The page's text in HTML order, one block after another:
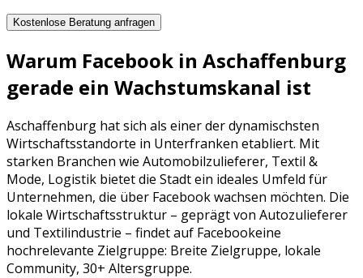
Kostenlose Beratung anfragen
Warum Facebook in Aschaffenburg
gerade ein Wachstumskanal ist
Aschaffenburg hat sich als einer der dynamischsten
Wirtschaftsstandorte in Unterfranken etabliert. Mit
starken Branchen wie Automobilzulieferer, Textil &
Mode, Logistik bietet die Stadt ein ideales Umfeld für
Unternehmen, die über Facebookwachsen möchten. Die
lokale Wirtschaftsstruktur – geprägt von Autozulieferer
und Textilindustrie – findet auf Facebookeine
hochrelevante Zielgruppe: Breite Zielgruppe, lokale
Community, 30+ Altersgruppe.